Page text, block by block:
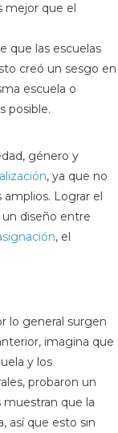
mejor que el
que las escuelas
creó un sesgo en
escuela o
posible.
género y
, ya que no
Lograr el
un diseño entre
, el
lo general surgen
imagina que
y los
probaron un
que la
así que esto sin